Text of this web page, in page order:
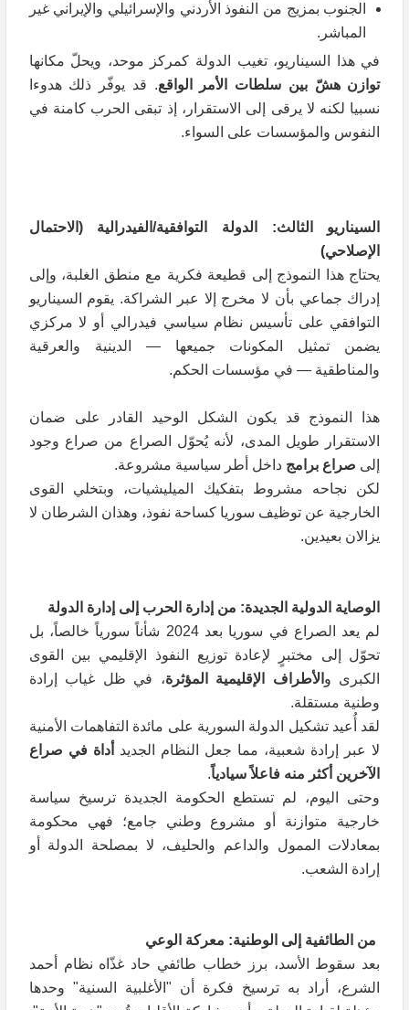
الجنوب بمزيج من النفوذ الأردني والإسرائيلي والإيراني غير
المباشر.
في هذا السيناريو، تغيب الدولة كمركز موحد، ويحلّ مكانها
توازن هشّ بين سلطات الأمر الواقع. قد يوفّر ذلك هدوءا
نسبيا لكنه لا يرقى إلى الاستقرار، إذ تبقى الحرب كامنة في
النفوس والمؤسسات على السواء.
السيناريو الثالث: الدولة التوافقية/الفيدرالية (الاحتمال
الإصلاحي)
يحتاج هذا النموذج إلى قطيعة فكرية مع منطق الغلبة، وإلى
إدراك جماعي بأن لا مخرج إلا عبر الشراكة. يقوم السيناريو
التوافقي على تأسيس نظام سياسي فيدرالي أو لا مركزي
يضمن تمثيل المكونات جميعها — الدينية والعرقية
والمناطقية — في مؤسسات الحكم.
هذا النموذج قد يكون الشكل الوحيد القادر على ضمان
الاستقرار طويل المدى، لأنه يُحوّل الصراع من صراع وجود
إلى صراع برامج داخل أطر سياسية مشروعة.
لكن نجاحه مشروط بتفكيك الميليشيات، وبتخلي القوى
الخارجية عن توظيف سوريا كساحة نفوذ، وهذان الشرطان لا
يزالان بعيدين.
الوصاية الدولية الجديدة: من إدارة الحرب إلى إدارة الدولة
لم يعد الصراع في سوريا بعد 2024 شأناً سورياً خالصاً، بل
تحوّل إلى مختبرٍ لإعادة توزيع النفوذ الإقليمي بين القوى
الكبرى و الأطراف الإقليمية المؤثرة، في ظل غياب إرادة
وطنية مستقلة.
لقد أُعيد تشكيل الدولة السورية على مائدة التفاهمات الأمنية
لا عبر إرادة شعبية، مما جعل النظام الجديد
أداة في صراع
الآخرين أكثر منه فاعلاً سيادياً.
وحتى اليوم، لم تستطع الحكومة الجديدة ترسيخ سياسة
خارجية متوازنة أو مشروع وطني جامع؛ فهي محكومة
بمعادلات الممول والداعم والحليف، لا بمصلحة الدولة أو
إرادة الشعب.
من الطائفية إلى الوطنية: معركة الوعي
بعد سقوط الأسد، برز خطاب طائفي حاد غذّاه نظام أحمد
الشرع، أراد به ترسيخ فكرة أن "الأغلبية السنية" وحدها